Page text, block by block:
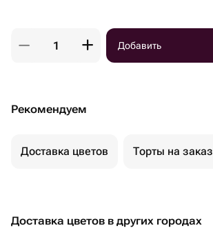
Добавить
Рекомендуем
Доставка цветов Торты на заказ
Доставка цветов в других городах